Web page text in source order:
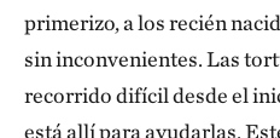
primerizo, a los recién
sin inconvenientes. Las
recorrido difícil desde el
está allí para ayudarlas.